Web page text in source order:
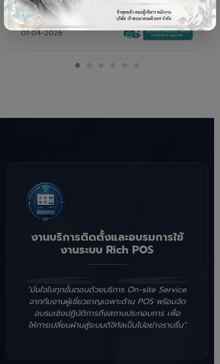
เครื่อง POS All-in-One Touch Screen ดีไซน์พรีเมียม
01-04-2026
งานบริการติดตั้งและอบรมการใช้
งานระบบ Rich POS
"มั่นใจในทุกขั้นตอนด้วยบริการ On-site Service
จากทีมงานผู้เชี่ยวชาญเฉพาะด้าน POS พร้อมจัด
อบรมเชิงปฏิบัติการถึงสถานประกอบการ เพื่อ
ให้การเปลี่ยนผ่านสู่ระบบดิจิทัลเป็นไปอย่างราบรื่น"